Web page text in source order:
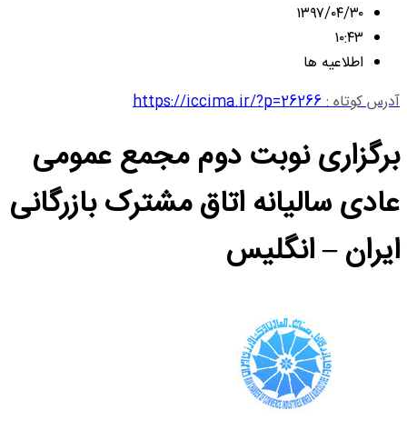
۱۳۹۷/۰۴/۳۰
۱۰:۴۳
اطلاعیه ها
آدرس کوتاه :https://iccima.ir/?p=26266
برگزاری نوبت دوم مجمع عمومی
عادی سالیانه اتاق مشترک بازرگانی
ایران – انگلیس